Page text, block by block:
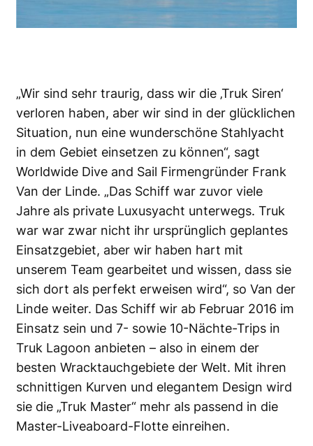
„Wir sind sehr traurig, dass wir die ‚Truk Siren‘
verloren haben, aber wir sind in der glücklichen
Situation, nun eine wunderschöne Stahlyacht
in dem Gebiet einsetzen zu können“, sagt
Worldwide Dive and Sail Firmengründer Frank
Van der Linde. „Das Schiff war zuvor viele
Jahre als private Luxusyacht unterwegs. Truk
war war zwar nicht ihr ursprünglich geplantes
Einsatzgebiet, aber wir haben hart mit
unserem Team gearbeitet und wissen, dass sie
sich dort als perfekt erweisen wird“, so Van der
Linde weiter. Das Schiff wir ab Februar 2016 im
Einsatz sein und 7- sowie 10-Nächte-Trips in
Truk Lagoon anbieten – also in einem der
besten Wracktauchgebiete der Welt. Mit ihren
schnittigen Kurven und elegantem Design wird
sie die „Truk Master“ mehr als passend in die
Master-Liveaboard-Flotte einreihen.